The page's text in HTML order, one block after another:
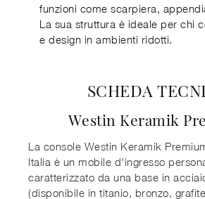
funzioni come scarpiera,
La sua struttura è ideale per chi
e design in ambienti ridotti.
SCHEDA
Westin Keramik
La console Westin Keramik
Italia è un mobile d'ingresso
caratterizzato da una base in
(disponibile in titanio, bronzo,